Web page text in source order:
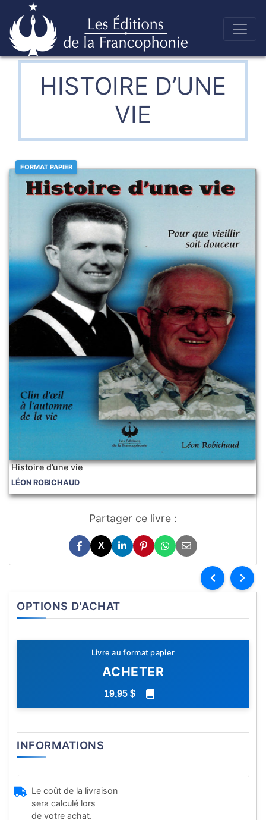
Skip
to Éditions de la francophonie
HISTOIRE D’UNE
VIE
FORMAT PAPIER
Histoire d’une vie
LÉON ROBICHAUD
Partager ce livre :
X
OPTIONS D'ACHAT
Livre au format papier
ACHETER
19,95 $
INFORMATIONS
Le coût de la livraison
sera calculé lors
de votre achat.